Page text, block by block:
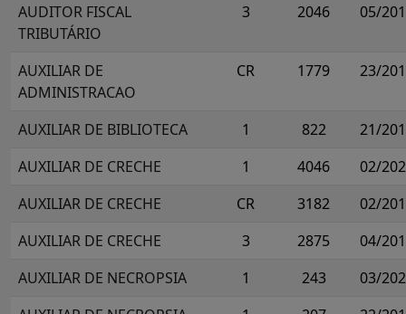
AUDITOR FISCAL
TRIBUTÁRIO
3 2046 05/
AUXILIAR DE
ADMINISTRACAO
CR 1779 23/
AUXILIAR DE BIBLIOTECA 1 822
21/
AUXILIAR DE CRECHE
1 4046
02/
AUXILIAR DE CRECHE
CR 3182
02/
AUXILIAR DE CRECHE
3 2875
04/
AUXILIAR DE NECROPSIA
1 243
03/